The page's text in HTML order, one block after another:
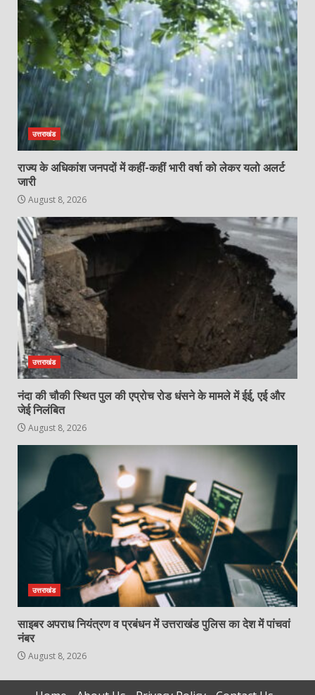
उत्तराखंड
राज्य के अधिकांश जनपदों में कहीं-कहीं भारी वर्षा को लेकर यलो अलर्ट
जारी
August 8, 2026
उत्तराखंड
नंदा की चौकी स्थित पुल की एप्रोच रोड धंसने के मामले में ईई, एई और
जेई निलंबित
August 8, 2026
उत्तराखंड
साइबर अपराध नियंत्रण व प्रबंधन में उत्तराखंड पुलिस का देश में पांचवां
नंबर
August 8, 2026